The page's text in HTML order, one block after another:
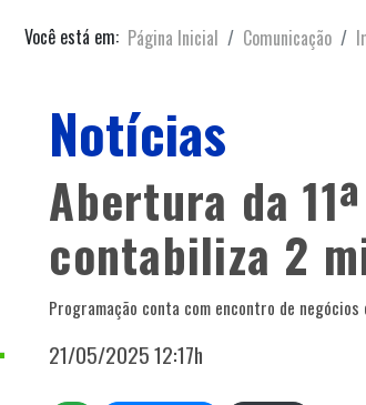
Você está em: Página Inicial Comunicação
Notícias
Abertura da
contabiliza 2
Programação conta com encontro de
21/05/2025 12:17h